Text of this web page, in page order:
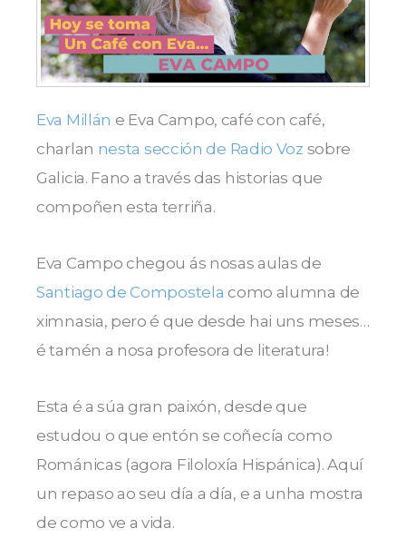
Eva Millán e Eva Campo, café con café,
charlan nesta sección de Radio Voz sobre
Galicia. Fano a través das historias que
compoñen esta terriña.
Eva Campo chegou ás nosas aulas de
Santiago de Compostela como alumna de
ximnasia, pero é que desde hai uns meses…
é tamén a nosa profesora de literatura!
Esta é a súa gran paixón, desde que
estudou o que entón se coñecía como
Románicas (agora Filoloxía Hispánica). Aquí
un repaso ao seu día a día, e a unha mostra
de como ve a vida.